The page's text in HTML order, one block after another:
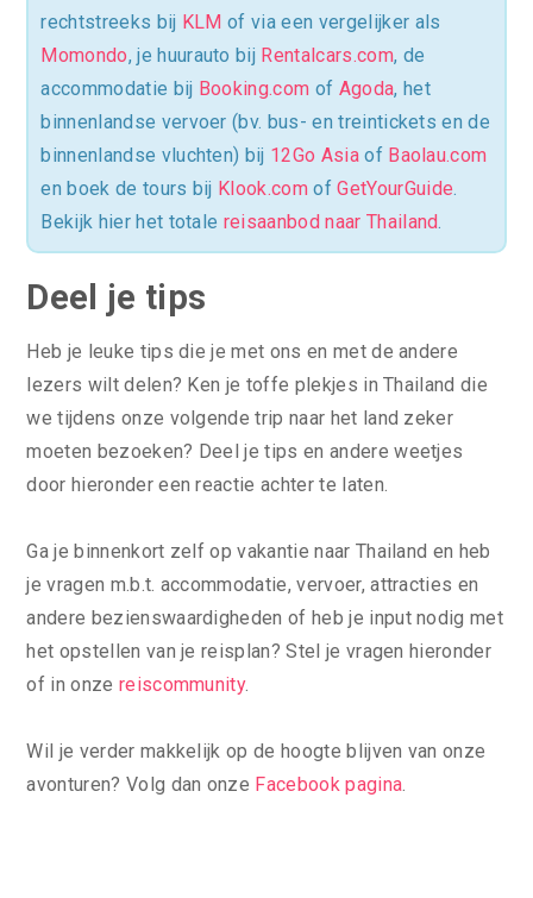
rechtstreeks bij KLM of via een vergelijker als
Momondo, je huurauto bij Rentalcars.com, de
accommodatie bij Booking.com of Agoda, het
binnenlandse vervoer (bv. bus- en treintickets en de
binnenlandse vluchten) bij 12Go Asiaof Baolau.com
en boek de tours bij Klook.com ofGetYourGuide.
Bekijk hier het totale reisaanbod naar Thailand.
Deel je tips
Heb je leuke tips die je met ons en met de andere
lezers wilt delen? Ken je toffe plekjes in Thailand die
we tijdens onze volgende trip naar het land zeker
moeten bezoeken? Deel je tips en andere weetjes
door hieronder een reactie achter te laten.
Ga je binnenkort zelf op vakantie naar Thailand en heb
je vragen m.b.t. accommodatie, vervoer, attracties en
andere bezienswaardigheden of heb je input nodig met
het opstellen van je reisplan? Stel je vragen hieronder
of in onze reiscommunity.
Wil je verder makkelijk op de hoogte blijven van onze
avonturen? Volg dan onze Facebook pagina.